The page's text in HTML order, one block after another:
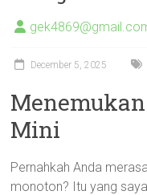
December 5, 2025
Mini
Pernahkah Anda
monoton? Itu yang